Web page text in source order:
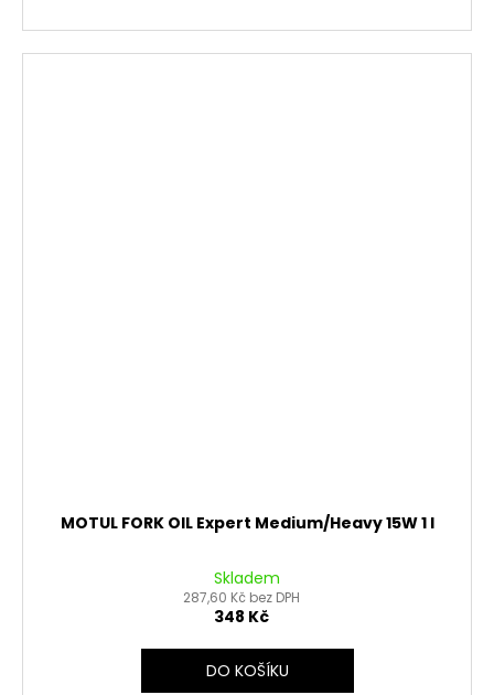
MOTUL FORK OIL Expert Medium/Heavy 15W 1 l
Skladem
287,60 Kč bez DPH
348 Kč
DO KOŠÍKU